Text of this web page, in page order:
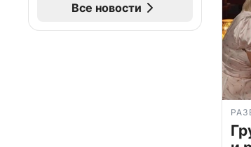
Все новости